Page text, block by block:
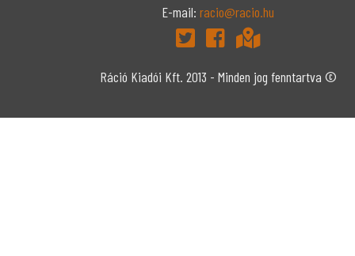
E-mail: racio@racio.hu
Ráció Kiadói Kft. 2013 - Minden jog fenntartva ©